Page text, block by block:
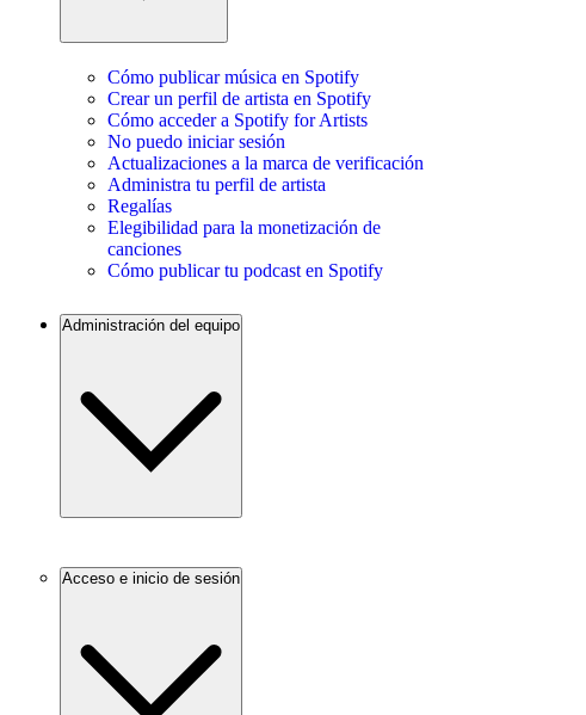
Cómo publicar música en Spotify
Crear un perfil de artista en Spotify
Cómo acceder a Spotify for Artists
No puedo iniciar sesión
Actualizaciones a la marca de verificación
Administra tu perfil de artista
Regalías
Elegibilidad para la monetización de
canciones
Cómo publicar tu podcast en Spotify
Administración del equipo
Acceso e inicio de sesión